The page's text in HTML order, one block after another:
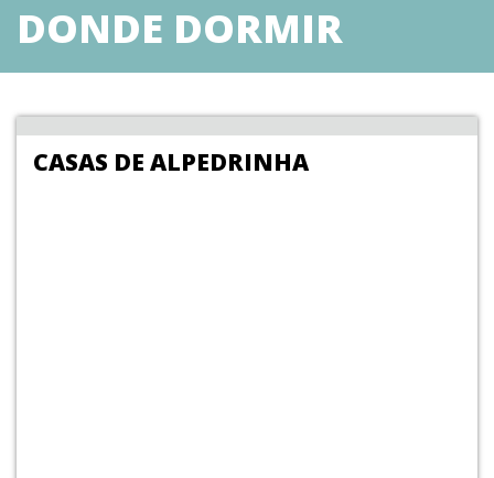
DONDE DORMIR
CASAS DE ALPEDRINHA